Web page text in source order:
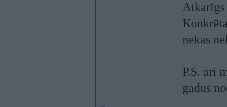
Atkarīgs
nekas
P.S. arī
gadus